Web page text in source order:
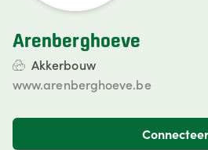
Arenberghoeve
Akkerbouw
www.arenberghoeve.be